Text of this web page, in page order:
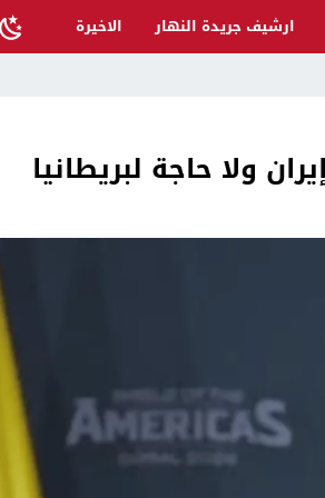
ارشيف جريدة النهار
الاخيرة
القصب… | د.عزيزجبر الساعدي
ولا حاجة لبريطانيا